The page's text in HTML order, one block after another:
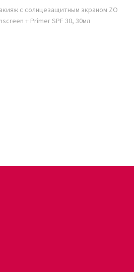
с солнцезащитным экраном ZO
+ Primer SPF 30, 30мл